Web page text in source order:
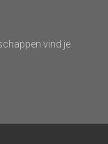
vind je